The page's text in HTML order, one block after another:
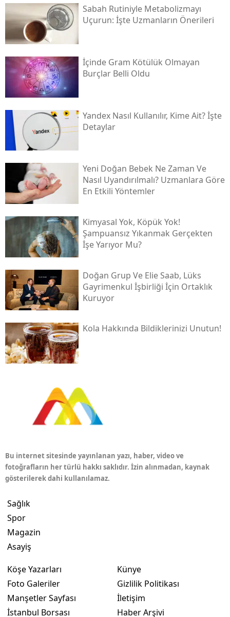
Sabah Rutiniyle Metabolizmayı
Uçurun: İşte Uzmanların Önerileri
İçinde Gram Kötülük Olmayan
Burçlar Belli Oldu
Yandex Nasıl Kullanılır, Kime Ait? İşte
Detaylar
Yeni Doğan Bebek Ne Zaman Ve
Nasıl Uyandırılmalı? Uzmanlara Göre
En Etkili Yöntemler
Kimyasal Yok, Köpük Yok!
Şampuansız Yıkanmak Gerçekten
İşe Yarıyor Mu?
Doğan Grup Ve Elie Saab, Lüks
Gayrimenkul İşbirliği İçin Ortaklık
Kuruyor
Kola Hakkında Bildiklerinizi Unutun!
Bu internet sitesinde yayınlanan yazı, haber, video ve
fotoğrafların her türlü hakkı saklıdır. İzin alınmadan, kaynak
gösterilerek dahi kullanılamaz.
Sağlık
Spor
Magazin
Asayiş
Köşe Yazarları
Foto Galeriler
Manşetler Sayfası
İstanbul Borsası
Künye
Gizlilik Politikası
İletişim
Haber Arşivi